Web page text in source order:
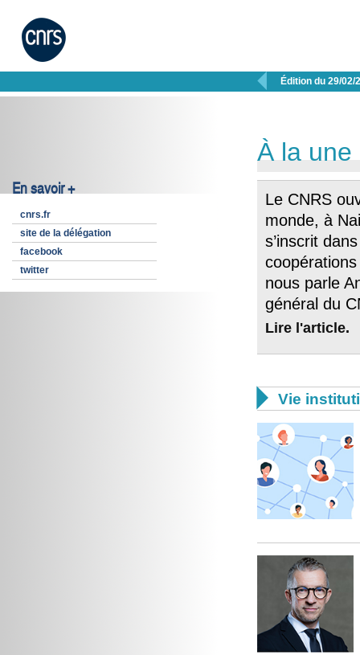
 Édition du 29/02/
En savoir +
cnrs.fr
site de la délégation
facebook
twitter
À la une
Le CNRS
monde, à
s’inscrit
coopérations
nous parle
général du
Lire l'article.
 Vie